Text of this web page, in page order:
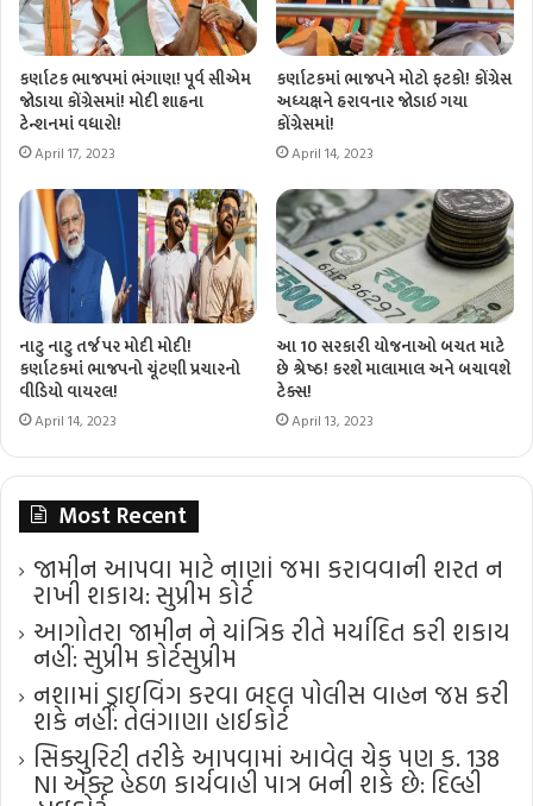
કર્ણાટક ભાજપમાં ભંગાણ! પૂર્વ સીએમ
જોડાયા કોંગ્રેસમાં! મોદી શાહના
ટેન્શનમાં વધારો!
April 17, 2023
કર્ણાટકમાં ભાજપને મોટો ફટકો! કોંગ્રેસ
અધ્યક્ષને હરાવનાર જોડાઇ ગયા
કોંગ્રેસમાં!
April 14, 2023
નાટુ નાટુ તર્જ પર મોદી મોદી!
કર્ણાટકમાં ભાજપનો ચૂંટણી પ્રચારનો
વીડિયો વાયરલ!
April 14, 2023
આ 10 સરકારી યોજનાઓ બચત માટે
છે શ્રેષ્ઠ! કરશે માલામાલ અને બચાવશે
ટેક્સ!
April 13, 2023
Most Recent
જામીન આપવા માટે નાણાં જમા કરાવવાની શરત ન
રાખી શકાય: સુપ્રીમ કોર્ટ
આગોતરા જામીન ને યાંત્રિક રીતે મર્યાદિત કરી શકાય
નહીં: સુપ્રીમ કોર્ટ​સુપ્રીમ
નશામાં ડ્રાઇવિંગ કરવા બદલ પોલીસ વાહન જપ્ત કરી
શકે નહીં: તેલંગાણા હાઈકોર્ટ
સિક્યુરિટી તરીકે આપવામાં આવેલ ચેક પણ ક. 138
NI એક્ટ હેઠળ કાર્યવાહી પાત્ર બની શકે છે: દિલ્હી